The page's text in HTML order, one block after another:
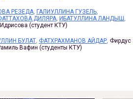
РЕЗЕДА, ГАЛИУЛЛИНА ГУЗЕЛЬ,
ДИЛЯРА, ИБАТУЛЛИНА ЛАНДЫШ ,
(студент КТУ)
БУЛАТ, ФАТХРАХМАНОВ АЙДАР, Фирдус
Вафин (студенты КТУ)